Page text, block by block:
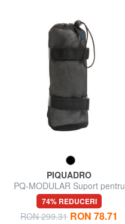
PIQUADRO
PQ-MODULAR Suport pentru
sticle de apă
74% REDUCERI
RON 299.31 RON 78.71